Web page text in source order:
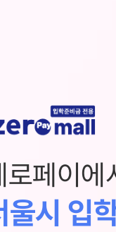
로페이에
울시 입